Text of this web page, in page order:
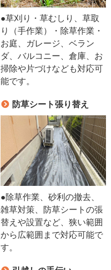
●草刈り・草むしり、草取
り（手作業）・除草作業・
お庭、ガレージ、ベラン
ダ、バルコニー、倉庫、お
掃除や片づけなども対応可
能です。
防草シート張り替え
●除草作業、砂利の撤去、
雑草対策、防草シートの張
替えや設置など、狭い範囲
から広範囲まで対応可能で
す。